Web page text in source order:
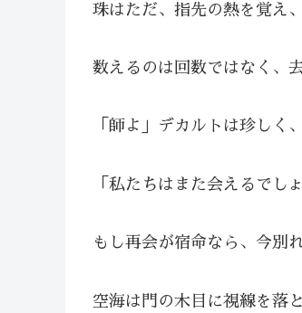
珠はただ、指先の熱を覚え
数えるのは回数ではなく、
「師よ」デカルトは珍しく
「私たちはまた会えるでし
もし再会が宿命なら、今別
空海は門の木目に視線を落と